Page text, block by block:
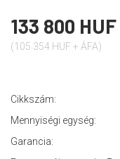
133 800 HUF
(105 354 HUF + ÁFA)
Cikkszám:
Mennyiségi egység:
Garancia: